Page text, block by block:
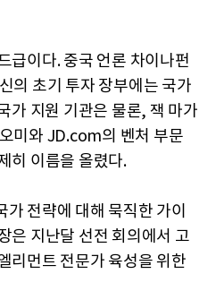
급이다. 중국 언론 차이나펀
의 초기 투자 장부에는 국가
가 지원 기관은 물론, 잭 마가
미와 JD.com의 벤처 부문
히 이름을 올렸다.
전략에 대해 묵직한 가이
은 지난달 선전 회의에서 고
리먼트 전문가 육성을 위한